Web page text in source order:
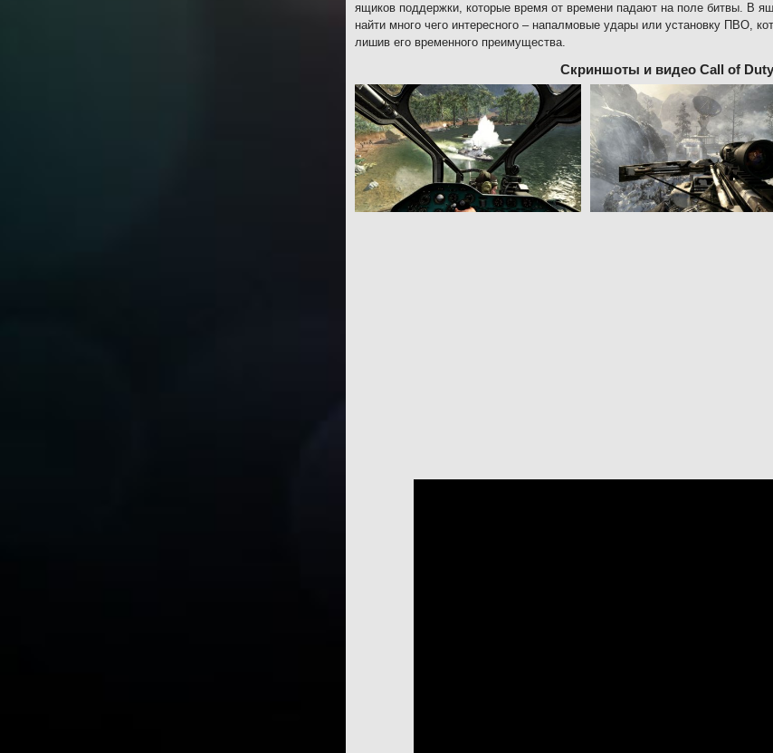
ящиков поддержки, которые время от времени падают на поле битвы. В
найти много чего интересного – напалмовые удары или установку ПВО,
лишив его временного преимущества.
Скриншоты и видео Call of